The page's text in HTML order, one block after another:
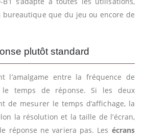
que du jeu ou encore de
plutôt standard
l’amalgame entre la fréquence de
le temps de réponse. Si les deux
de mesurer le temps d’affichage, la
la résolution et la taille de l’écran,
réponse ne variera pas. Les écrans